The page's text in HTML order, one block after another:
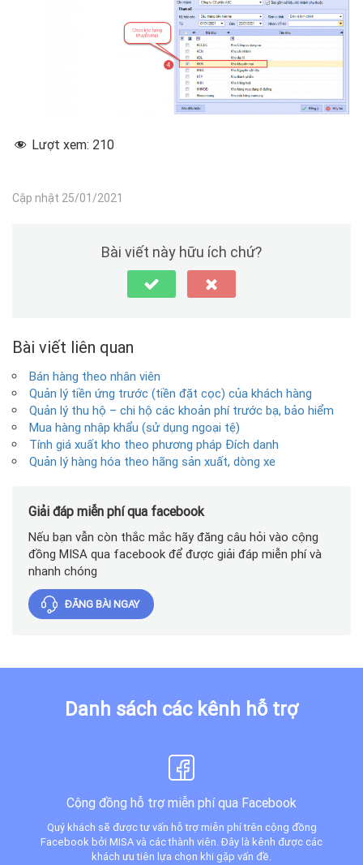
Lượt xem: 210
Cập nhật 25/01/2021
Bài viết này hữu ích chứ?
Bài viết liên quan
Bán hàng theo nhân viên
Quản lý tiền ứng trước (tiền đặt cọc) của khách hàng
Quản lý thu hộ – chi hộ các khoản phí trước bạ, bảo hiểm
Mua hàng nhập khẩu (sử dụng ngoại tệ)
Tính giá xuất kho theo phương pháp Đích danh
Quản lý hàng hóa theo hãng sản xuất, dòng xe
Giải đáp miễn phí qua facebook
Nếu bạn vẫn còn thắc mắc hãy đăng câu hỏi vào cộng
đồng MISA qua facebook để được giải đáp miễn phí và
nhanh chóng
ĐĂNG BÀI NGAY
Danh sách các kênh hỗ trợ
Cộng đồng hỗ trợ miễn phí qua Facebook
Quý khách sẽ được tư vấn hỗ trợ miễn phí trên cộng đồng
Facebook bởi MISA và các thành viên. Đây là kênh được các
khách ưu tiên lựa chọn khi gặp vấn đề.